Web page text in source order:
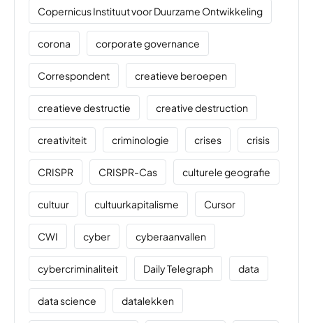
Copernicus Instituut voor Duurzame Ontwikkeling
corona corporate governance
Correspondent creatieve beroepen
creatieve destructie creative destruction
creativiteit criminologie crises crisis
CRISPR CRISPR-Cas culturele geografie
cultuur cultuurkapitalisme Cursor
CWI cyber cyberaanvallen
cybercriminaliteit Daily Telegraph data
data science datalekken